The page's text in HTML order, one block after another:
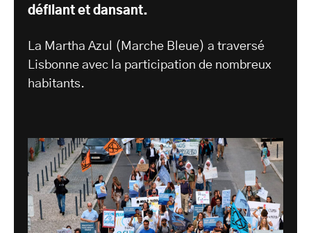
défilant et dansant.
La Martha Azul (Marche Bleue) a traversé
Lisbonne avec la participation de nombreux
habitants.